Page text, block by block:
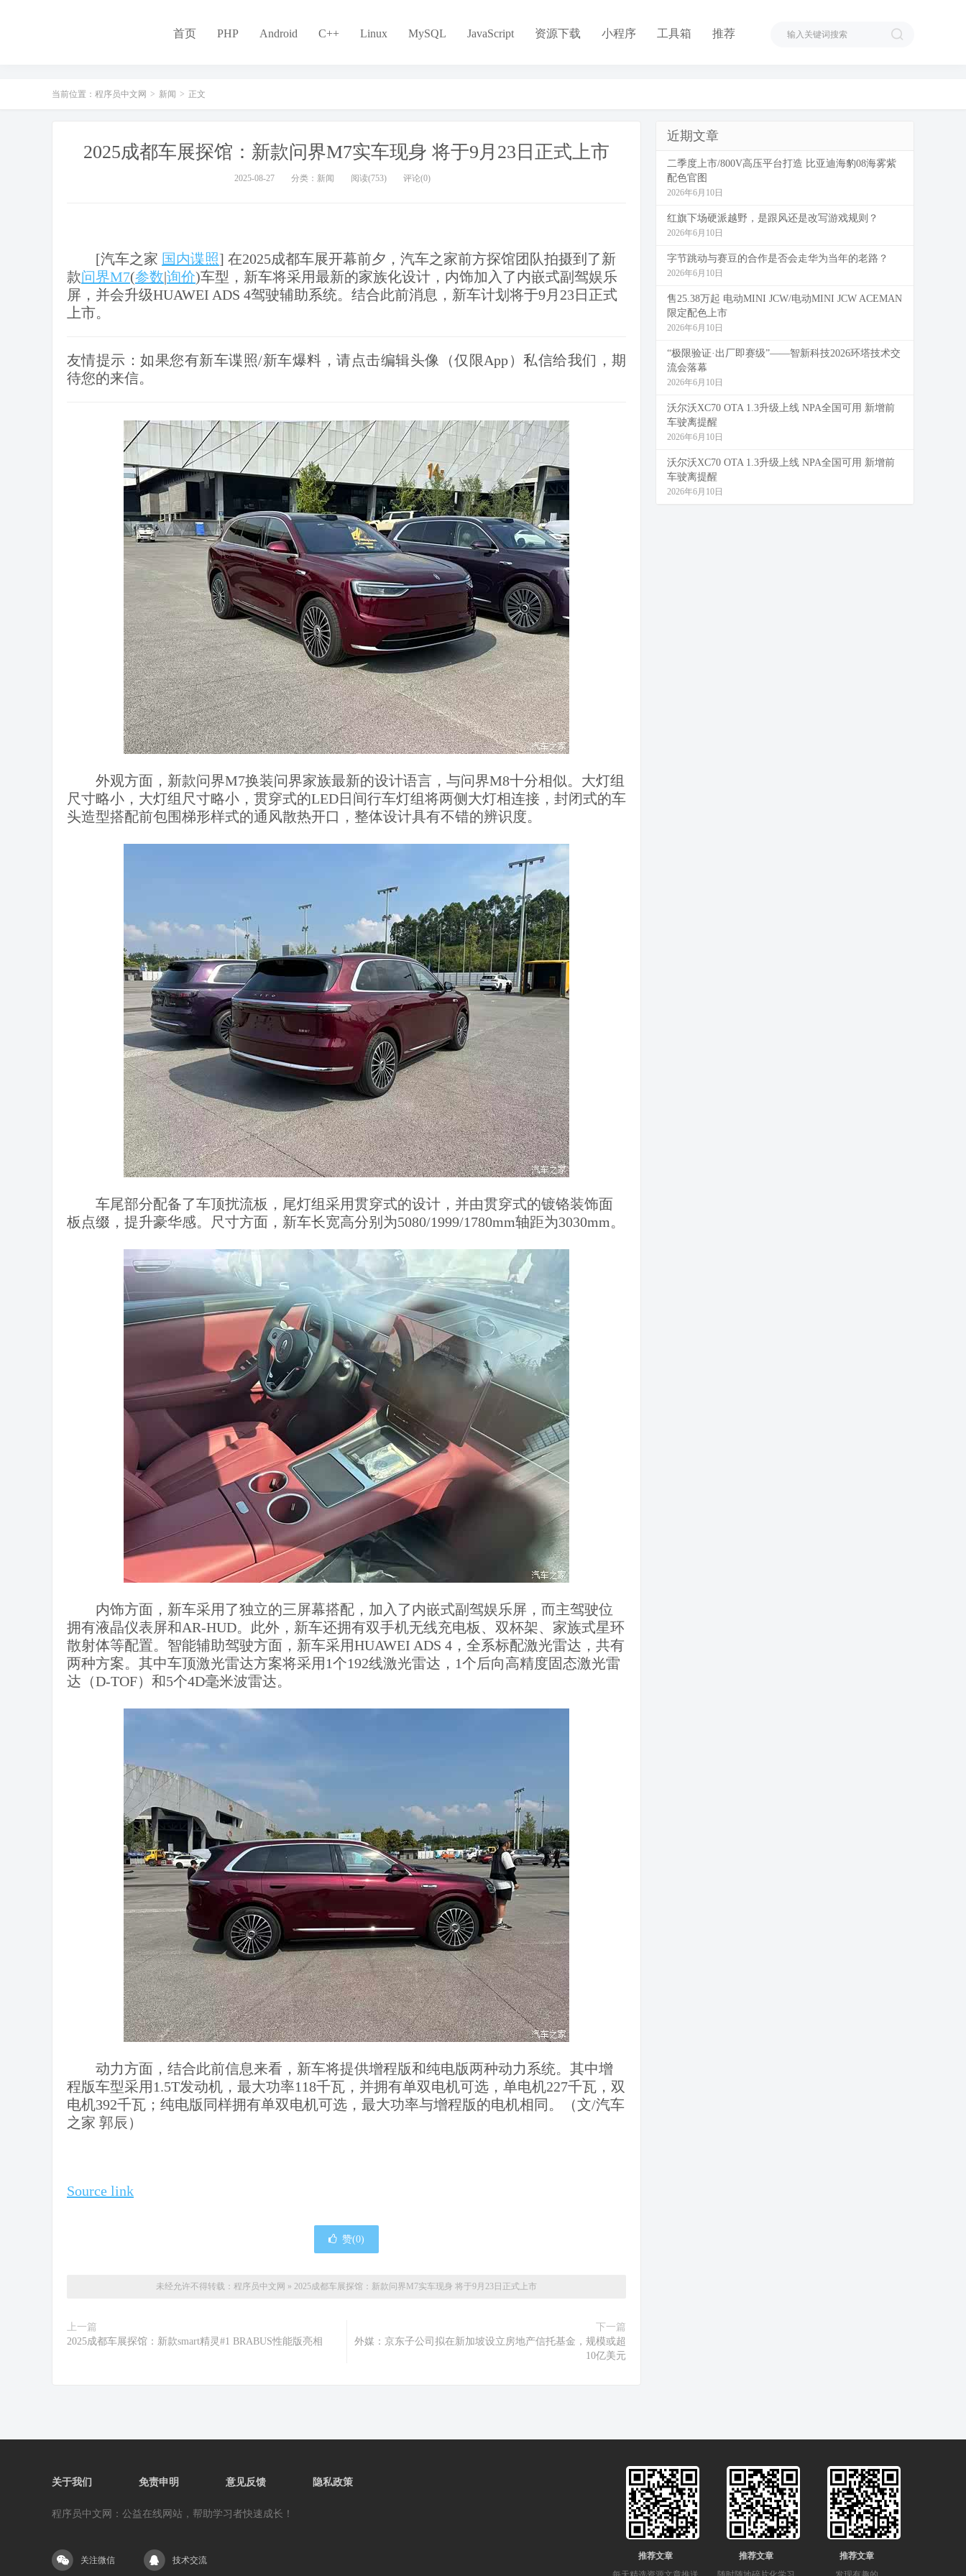
首页 PHP Android C++ Linux MySQL JavaScript 资源下载 小程序 工具箱 推荐
当前位置： 程序员中文网 > 新闻 > 正文
2025成都车展探馆：新款问界M7实车现身 将于9月23日正式上市
2025-08-27 分类：新闻 阅读(753) 评论(0)
[汽车之家 国内谍照] 在2025成都车展开幕前夕，汽车之家前方探馆团队拍摄到了新
款问界M7(参数|询价)车型，新车将采用最新的家族化设计，内饰加入了内嵌式副驾娱乐
屏，并会升级HUAWEI ADS 4驾驶辅助系统。结合此前消息，新车计划将于9月23日正式
上市。
友情提示：如果您有新车谍照/新车爆料，请点击编辑头像（仅限App）私信给我们，期
待您的来信。
外观方面，新款问界M7换装问界家族最新的设计语言，与问界M8十分相似。大灯组
尺寸略小，大灯组尺寸略小，贯穿式的LED日间行车灯组将两侧大灯相连接，封闭式的车
头造型搭配前包围梯形样式的通风散热开口，整体设计具有不错的辨识度。
车尾部分配备了车顶扰流板，尾灯组采用贯穿式的设计，并由贯穿式的镀铬装饰面
板点缀，提升豪华感。尺寸方面，新车长宽高分别为5080/1999/1780mm轴距为3030mm。
内饰方面，新车采用了独立的三屏幕搭配，加入了内嵌式副驾娱乐屏，而主驾驶位
拥有液晶仪表屏和AR-HUD。此外，新车还拥有双手机无线充电板、双杯架、家族式星环
散射体等配置。智能辅助驾驶方面，新车采用HUAWEI ADS 4，全系标配激光雷达，共有
两种方案。其中车顶激光雷达方案将采用1个192线激光雷达，1个后向高精度固态激光雷
达（D-TOF）和5个4D毫米波雷达。
动力方面，结合此前信息来看，新车将提供增程版和纯电版两种动力系统。其中增
程版车型采用1.5T发动机，最大功率118千瓦，并拥有单双电机可选，单电机227千瓦，双
电机392千瓦；纯电版同样拥有单双电机可选，最大功率与增程版的电机相同。（文/汽车
之家 郭辰）
Source link
赞(0)
未经允许不得转载： 程序员中文网 » 2025成都车展探馆：新款问界M7实车现身 将于9月23日正式上市
上一篇
2025成都车展探馆：新款smart精灵#1 BRABUS性能版亮相
下一篇
外媒：京东子公司拟在新加坡设立房地产信托基金，规模或超
10亿美元
近期文章
二季度上市/800V高压平台打造 比亚迪海豹08海雾紫
配色官图
2026年6月10日
红旗下场硬派越野，是跟风还是改写游戏规则？
2026年6月10日
字节跳动与赛豆的合作是否会走华为当年的老路？
2026年6月10日
售25.38万起 电动MINI JCW/电动MINI JCW ACEMAN
限定配色上市
2026年6月10日
“极限验证·出厂即赛级”——智新科技2026环塔技术交
流会落幕
2026年6月10日
沃尔沃XC70 OTA 1.3升级上线 NPA全国可用 新增前
车驶离提醒
2026年6月10日
沃尔沃XC70 OTA 1.3升级上线 NPA全国可用 新增前
车驶离提醒
2026年6月10日
关于我们 免责申明 意见反馈 隐私政策
程序员中文网：公益在线网站，帮助学习者快速成长！
关注微信 技术交流
推荐文章
推荐文章
推荐文章